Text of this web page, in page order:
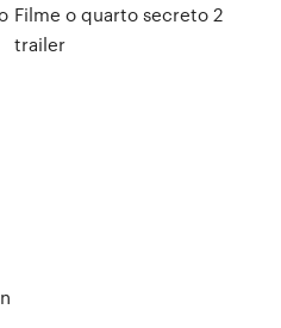
Filme o quarto secreto 2
trailer